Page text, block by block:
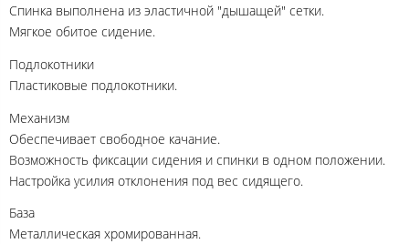
Спинка выполнена из эластичной "дышащей" сетки.
Мягкое обитое сидение.
Подлокотники
Пластиковые подлокотники.
Механизм
Обеспечивает свободное качание.
Возможность фиксации сидения и спинки в одном положении.
Настройка усилия отклонения под вес сидящего.
База
Металлическая хромированная.